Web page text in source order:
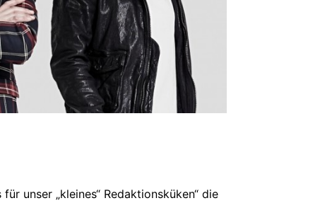
unser „kleines“ Redaktionsküken“ die